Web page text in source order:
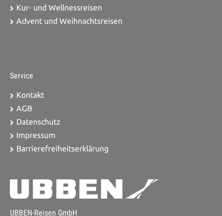
Kur- und Wellnessreisen
Advent und Weihnachtsreisen
Service
Kontakt
AGB
Datenschutz
Impressum
Barrierefreiheitserklärung
UBBEN-Reisen GmbH